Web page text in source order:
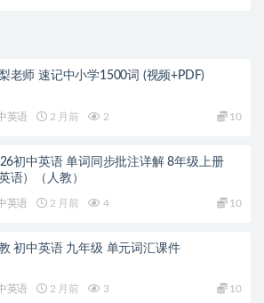
老师 速记中小学1500词 (视频+PDF)
英语 2 月前 2 10
初中英语 单词同步批注详解 8年级上册
英语）（人教）
英语 2 月前 4 10
初中英语 九年级 单元词汇课件
英语 2 月前 3 10